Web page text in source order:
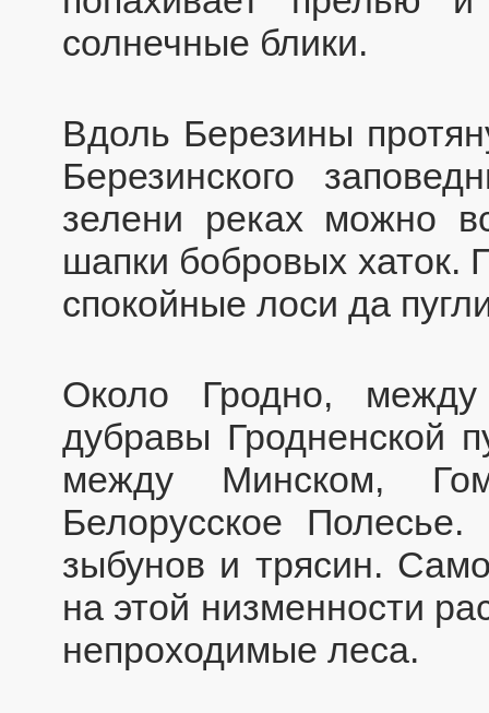
солнечные блики.
Вдоль Березины
Березинского
зелени реках можно
шапки бобровых хаток.
спокойные лоси да
Около Гродно,
дубравы Гродненской
между Минском,
Белорусское
зыбунов и трясин.
на этой низменности
непроходимые леса.